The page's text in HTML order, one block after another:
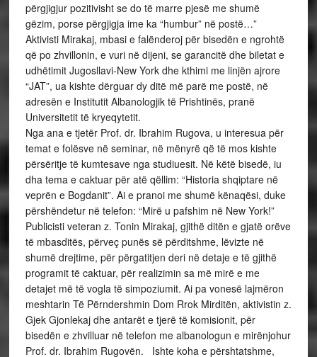
përgjigjur pozitivisht se do të marre pjesë me shumë
gëzim, porse përgjigja ime ka “humbur” në postë…”
Aktivisti Mirakaj, mbasi e falënderoj për bisedën e ngrohtë
që po zhvillonin, e vuri në dijeni, se garancitë dhe biletat e
udhëtimit Jugosllavi-New York dhe kthimi me linjën ajrore
“JAT”, ua kishte dërguar dy ditë më parë me postë, në
adresën e Institutit Albanologjik të Prishtinës, pranë
Universitetit të kryeqytetit.
Nga ana e tjetër Prof. dr. Ibrahim Rugova, u interesua për
temat e folësve në seminar, në mënyrë që të mos kishte
përsëritje të kumtesave nga studiuesit. Në këtë bisedë, iu
dha tema e caktuar për atë qëllim: “Historia shqiptare në
veprën e Bogdanit”. Ai e pranoi me shumë kënaqësi, duke
përshëndetur në telefon: “Mirë u pafshim në New York!”
Publicisti veteran z. Tonin Mirakaj, gjithë ditën e gjatë orëve
të mbasditës, përveç punës së përditshme, lëvizte në
shumë drejtime, për përgatitjen deri në detaje e të gjithë
programit të caktuar, për realizimin sa më mirë e me
detajet më të vogla të simpoziumit. Ai pa vonesë lajmëron
meshtarin Të Përndershmin Dom Rrok Mirditën, aktivistin z.
Gjek Gjonlekaj dhe antarët e tjerë të komisionit, për
bisedën e zhvilluar në telefon me albanologun e mirënjohur
Prof. dr. Ibrahim Rugovën. Ishte koha e përshtatshme,